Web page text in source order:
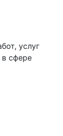
услуг
сфере